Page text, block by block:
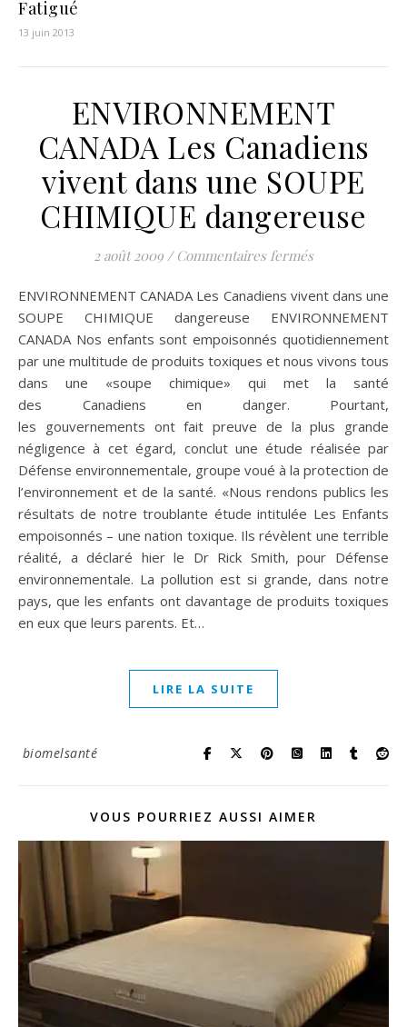
Fatigué
13 juin 2013
ENVIRONNEMENT
CANADA Les Canadiens
vivent dans une SOUPE
CHIMIQUE dangereuse
2 août 2009 / Commentaires ferméssur
ENVIRONNEMENT CANADA Les Canadiens vivent dans une
SOUPE CHIMIQUE dangereuse ENVIRONNEMENT
CANADA Nos enfants sont empoisonnés quotidiennement
par une multitude de produits toxiques et nous vivons tous
dans une «soupe chimique» qui met la santé
des Canadiens en danger. Pourtant,
les gouvernements ont fait preuve de la plus grande
négligence à cet égard, conclut une étude réalisée par
Défense environnementale, groupe voué à la protection de
l’environnement et de la santé. «Nous rendons publics les
résultats de notre troublante étude intitulée Les Enfants
empoisonnés – une nation toxique. Ils révèlent une terrible
réalité, a déclaré hier le Dr Rick Smith, pour Défense
environnementale. La pollution est si grande, dans notre
pays, que les enfants ont davantage de produits toxiques
en eux que leurs parents. Et…
LIRE LA SUITE
biomelsanté
VOUS POURRIEZ AUSSI AIMER